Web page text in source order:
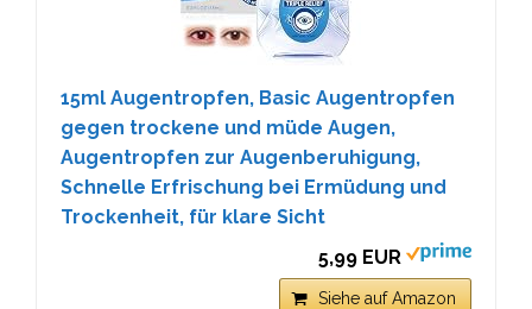
15ml Augentropfen, Basic Augentropfen
gegen trockene und müde Augen,
Augentropfen zur Augenberuhigung,
Schnelle Erfrischung bei Ermüdung und
Trockenheit, für klare Sicht
5,99 EUR
Siehe auf Amazon